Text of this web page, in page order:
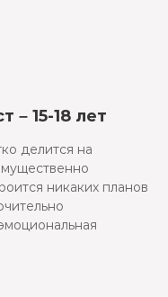
– 15-18 лет
делится на
никаких планов